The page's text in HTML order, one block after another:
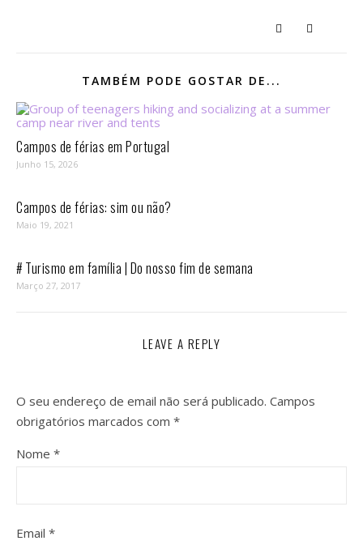
TAMBÉM PODE GOSTAR DE...
Campos de férias em Portugal
Junho 15, 2026
Campos de férias: sim ou não?
Maio 19, 2021
# Turismo em família | Do nosso fim de semana
Março 27, 2017
LEAVE A REPLY
O seu endereço de email não será publicado. Campos
obrigatórios marcados com *
Nome *
Email *